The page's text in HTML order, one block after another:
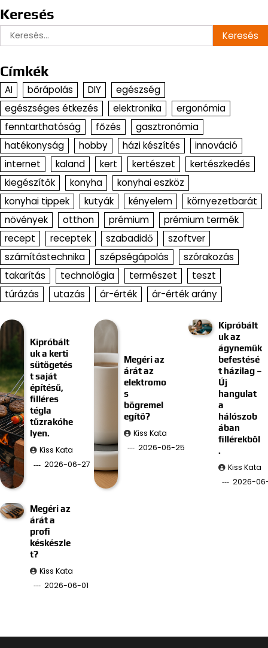
Keresés
Keresés:
Címkék
AI bőrápolás DIY
egészség
egészséges étkezés
elektronika
ergonómia
fenntarthatóság
főzés
gasztronómia
hatékonyság
hobby házi készítés
innováció
internet
kaland kert kertészet
kertészkedés
kiegészítők
konyha
konyhai eszköz
konyhai tippek
kutyák kényelem
környezetbarát
növények
otthon prémium
prémium termék
recept
receptek szabadidő
szoftver
számítástechnika
szépségápolás
szórakozás
takarítás
technológia természet
teszt
túrázás
utazás ár-érték ár-érték arány
Kipróbált
uk a kerti
sütögetés
t saját
építésű,
filléres
tégla
tűzrakóhe
lyen.
Kiss Kata
2026-06-27
Megéri az
árát az
elektromo
s
bögremel
egítő?
Kiss Kata
2026-06-25
Kipróbált
uk az
ágyneműk
befestésé
t házilag –
Új
hangulat
a
hálószob
ában
fillérekből
.
Kiss Kata
2026-
Megéri az
árát a
profi
késkészle
t?
Kiss Kata
2026-06-01